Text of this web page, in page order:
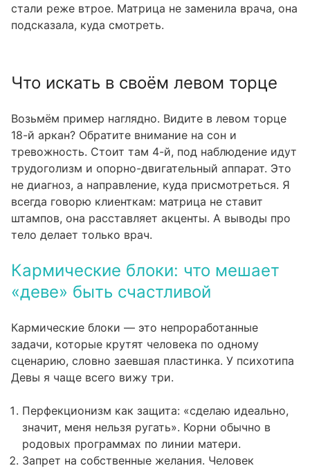
стали реже втрое. Матрица не заменила врача, она
подсказала, куда смотреть.
Что искать в своём левом торце
Возьмём пример наглядно. Видите в левом торце
18-й аркан? Обратите внимание на сон и
тревожность. Стоит там 4-й, под наблюдение идут
трудоголизм и опорно-двигательный аппарат. Это
не диагноз, а направление, куда присмотреться. Я
всегда говорю клиенткам: матрица не ставит
штампов, она расставляет акценты. А выводы про
тело делает только врач.
Кармические блоки: что мешает
«деве» быть счастливой
Кармические блоки — это непроработанные
задачи, которые крутят человека по одному
сценарию, словно заевшая пластинка. У психотипа
Девы я чаще всего вижу три.
Перфекционизм как защита: «сделаю идеально,
значит, меня нельзя ругать». Корни обычно в
родовых программах по линии матери.
Запрет на собственные желания. Человек